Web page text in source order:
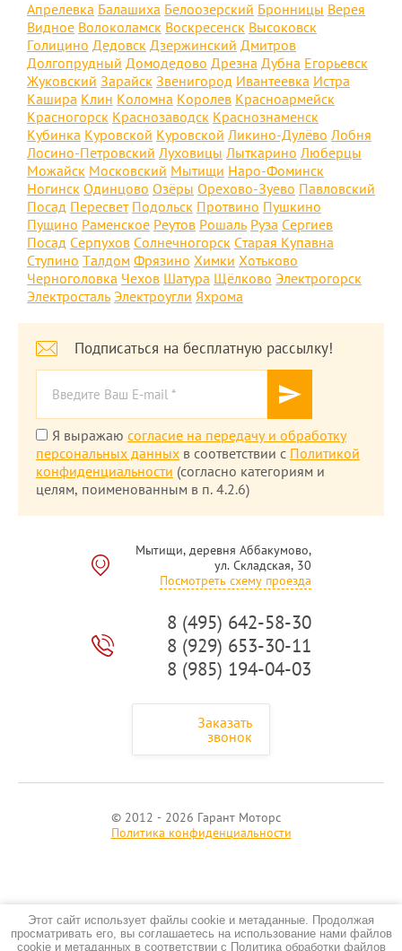
Апрелевка Балашиха Белоозерский Бронницы Верея
Видное Волоколамск Воскресенск Высоковск
Голицино Дедовск Дзержинский Дмитров
Долгопрудный Домодедово Дрезна Дубна Егорьевск
Жуковский Зарайск Звенигород Ивантеевка Истра
Кашира Клин Коломна Королев Красноармейск
Красногорск Краснозаводск Краснознаменск
Кубинка Куровской Куровской Ликино-Дулёво Лобня
Лосино-Петровский Луховицы Лыткарино Люберцы
Можайск Московский Мытищи Наро-Фоминск
Ногинск Одинцово Озёры Орехово-Зуево Павловский
Посад Пересвет Подольск Протвино Пушкино
Пущино Раменское Реутов Рошаль Руза Сергиев
Посад Серпухов Солнечногорск Старая Купавна
Ступино Талдом Фрязино Химки Хотьково
Черноголовка Чехов Шатура Щёлково Электрогорск
Электросталь Электроугли Яхрома
Подписаться на бесплатную рассылку!
Я выражаю согласие на передачу и обработку
персональных данных в соответствии с Политикой
конфиденциальности (согласно категориям и
целям, поименованным в п. 4.2.6)
Мытищи, деревня Аббакумово,
ул. Складская, 30
Посмотреть схему проезда
8 (495) 642-58-30
8 (929) 653-30-11
8 (985) 194-04-03
Заказать
звонок
© 2012 - 2026 Гарант Моторс
Политика конфиденциальности
Этот сайт использует файлы cookie и метаданные. Продолжая
просматривать его, вы соглашаетесь на использование нами файлов
cookie и метаданных в соответствии с Политика обработки файлов